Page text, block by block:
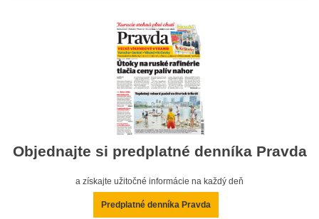
Objednajte si predplatné denníka Pravda
a získajte užitočné informácie na každý deň
Predplatné denníka Pravda